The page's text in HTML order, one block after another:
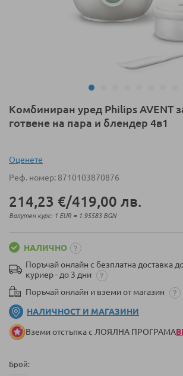
Преминете
към
галерия
снимки
Комбиниран уред Philips AVENT
готвене на пара и блендер 4в1
Оценeте
Реф. номер 8710103870876
214,23 €/419,00 лв.
Валутен курс: 1 EUR = 1.95583 BGN
НАЛИЧНО
Поръчай онлайн с безплатна доставка
куриер - до 3 дни
Поръчай онлайн и вземи от магазин
НАЛИЧНОСТ И МАГАЗИНИ
Вземи отстъпка с ЛОЯЛНА ПРОГРАМА
Брой